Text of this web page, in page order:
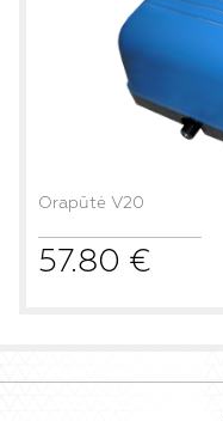
Orapūtė V20
57.80 €